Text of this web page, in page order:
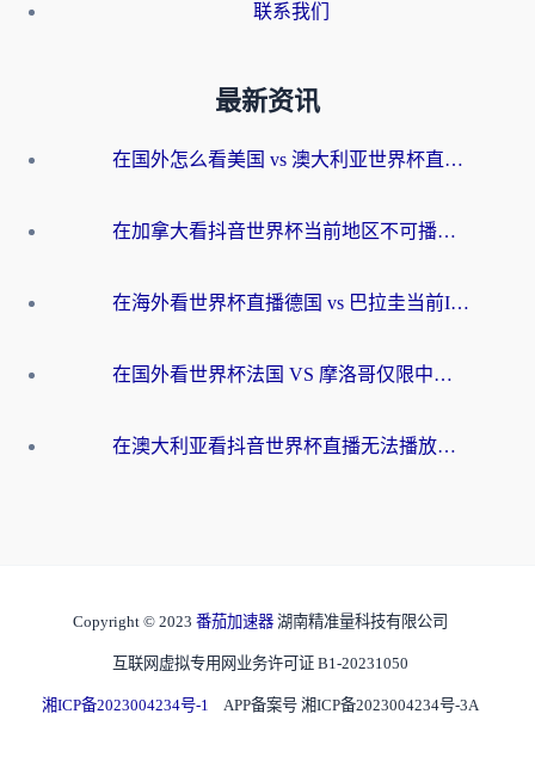
联系我们
最新资讯
在国外怎么看美国 vs 澳大利亚世界杯直播？海外党必藏的中文解说观赛指南
在加拿大看抖音世界杯当前地区不可播放？海外党体育观赛终极指南
在海外看世界杯直播德国 vs 巴拉圭当前IP受限制？这篇指南帮你轻松解决地区限制
在国外看世界杯法国 VS 摩洛哥仅限中国大陆？别让地域限制拦下你的欢呼
在澳大利亚看抖音世界杯直播无法播放？海外党体育观赛终极指南来了！
Copyright © 2023 番茄加速器 湖南精准量科技有限公司
互联网虚拟专用网业务许可证 B1-20231050
湘ICP备2023004234号-1 APP备案号 湘ICP备2023004234号-3A